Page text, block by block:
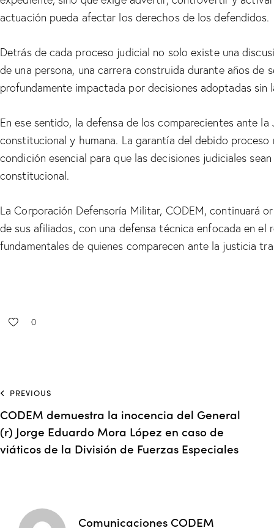
actuación pueda afectar los derechos de los defendidos.
Detrás de cada proceso judicial no solo existe una
de una persona, una carrera construida durante años de
profundamente impactada por decisiones adoptadas sin
En ese sentido, la defensa de los comparecientes ante
constitucional y humana. La garantía del debido
condición esencial para que las decisiones judiciales
constitucional.
La Corporación Defensoría Militar, CODEM, continuará
de sus afiliados, con una defensa técnica enfocada en
fundamentales de quienes comparecen ante la justicia
0
PREVIOUS
CODEM demuestra la inocencia del General
(r) Jorge Eduardo Mora López en caso de
viáticos de la División de Fuerzas Especiales
Comunicaciones CODEM